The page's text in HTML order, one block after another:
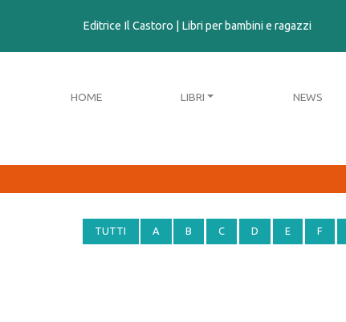
Editrice Il Castoro | Libri per bambini e ragazzi
HOME LIBRI NEWS
TUTTI A B C D E F